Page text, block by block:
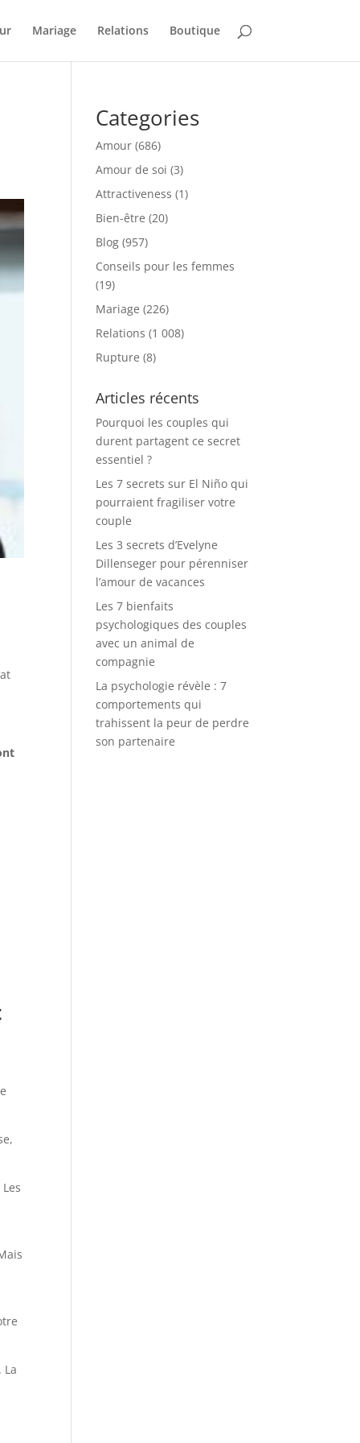
Mariage Relations Boutique
La
Categories
Amour (686)
Amour de soi (3)
Attractiveness (1)
Bien-être (20)
Blog (957)
Conseils pour les femmes
(19)
Mariage (226)
Relations (1 008)
Rupture (8)
Articles récents
Pourquoi les couples qui
durent partagent ce secret
essentiel ?
Les 7 secrets sur El Niño qui
pourraient fragiliser votre
couple
Les 3 secrets d’Evelyne
Dillenseger pour pérenniser
l’amour de vacances
Les 7 bienfaits
psychologiques des couples
avec un animal de
compagnie
La psychologie révèle : 7
comportements qui
trahissent la peur de perdre
son partenaire